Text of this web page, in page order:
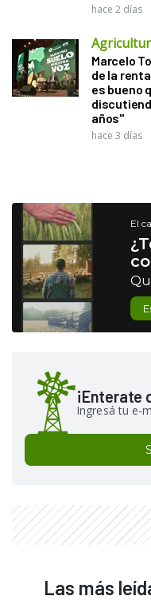
hace 2 días
Marcelo
de la
es bueno
años"
hace 3 días
El
¡Enterate
Ingresá tu e-
Las más